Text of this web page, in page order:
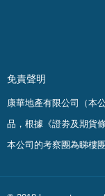
免責聲明
康華地產有限公司（本
品，根據《證劵及期貨
本公司的考察團為睇樓